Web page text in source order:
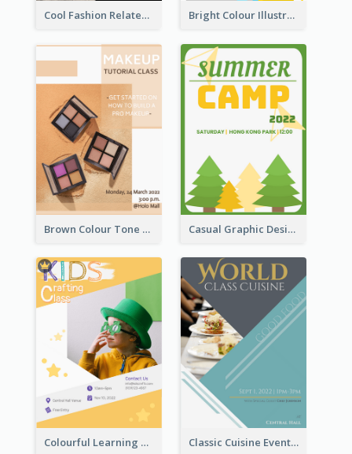
Cool Fashion Related Poster In Strong Colour Combinations Bright Colour Illustrated Poster Of Job Fair
Brown Colour Tone Poster With Photo Casual Graphic Design Of Poster About Summer Camp
Colourful Learning Centre Poster For Kids' Education Classic Cuisine Event Poster With Details